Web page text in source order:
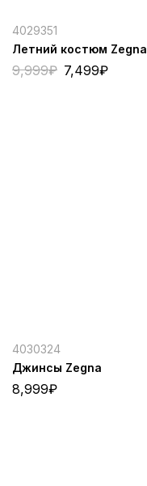
4029351
Летний костюм Zegna
9,999₽ 7,499₽
4030324
Джинсы Zegna
8,999₽